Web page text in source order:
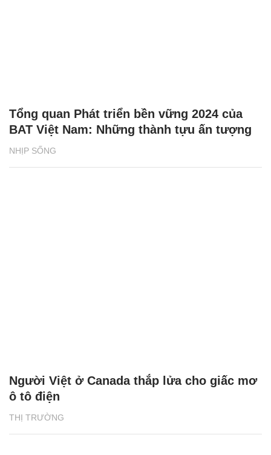
NHỊP SỐNG
Tổng quan Phát triển bền vững 2024 của
BAT Việt Nam: Những thành tựu ấn tượng
THỊ TRƯỜNG
Người Việt ở Canada thắp lửa cho giấc mơ
ô tô điện